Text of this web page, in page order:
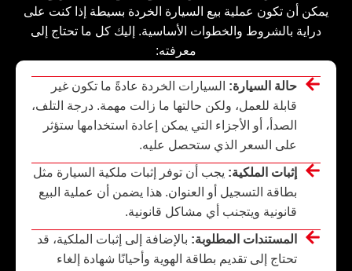
يمكن أن تكون عملية بيع السيارة الخردة بسيطة إذا كنت على
دراية بالشروط والخطوات الأساسية. إليك كل ما تحتاج إلى
معرفته:
حالة السيارة: السيارات الخردة عادةً ما تكون غير
قابلة للعمل، ولكن حالتها ما زالت مهمة. درجة التلف،
الصدأ، أو الأجزاء التي يمكن إعادة استخدامها ستؤثر
على السعر الذي ستحصل عليه.
إثبات الملكية: يجب أن توفر إثبات ملكية السيارة مثل
بطاقة التسجيل أو العنوان. هذا يضمن أن عملية البيع
قانونية ويتجنب أي مشاكل قانونية.
المستندات المطلوبة: بالإضافة إلى إثبات الملكية، قد
تحتاج إلى تقديم بطاقة الهوية وأحيانًا شهادة إلغاء